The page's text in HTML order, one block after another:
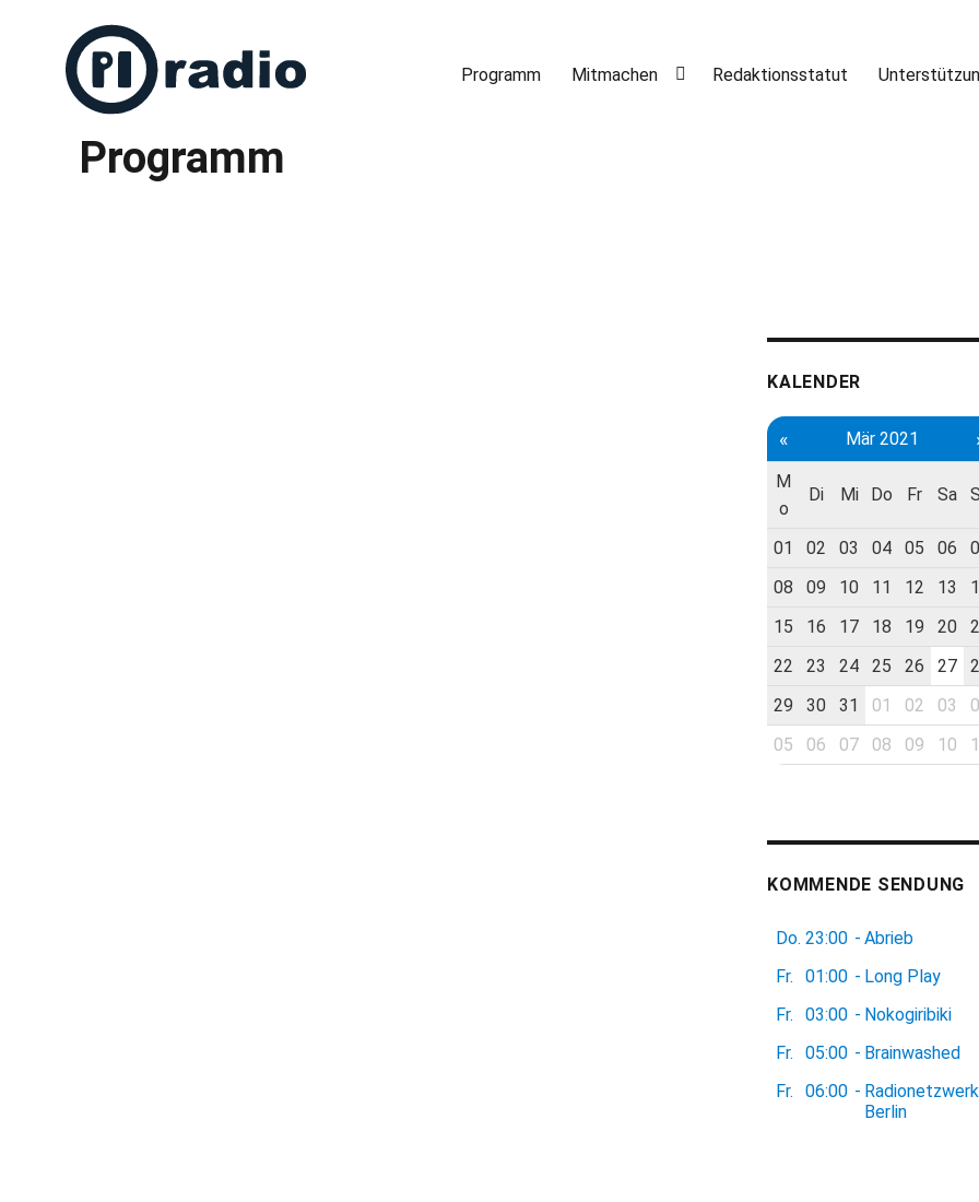
Freies Radio in Berlin
Programm Mitmachen Redaktionsstatut
Programm
KALENDER
« Mär 2021
M
o
Di Mi Do Fr Sa
01 02 03 04 05 06
08
09 10 11 12 13
15
16 17 18 19 20
22
23 24 25 26 27
29
30 31 01 02 03
05
06 07 08 09 10
KOMMENDE SENDUNG
Do. 23:00 - Abrieb
Fr.
01:00 - Long Play
Fr.
03:00 - Nokogiribiki
Fr.
05:00 - Brainwashed
Fr.
06:00 - Radionetzwerk
Berlin